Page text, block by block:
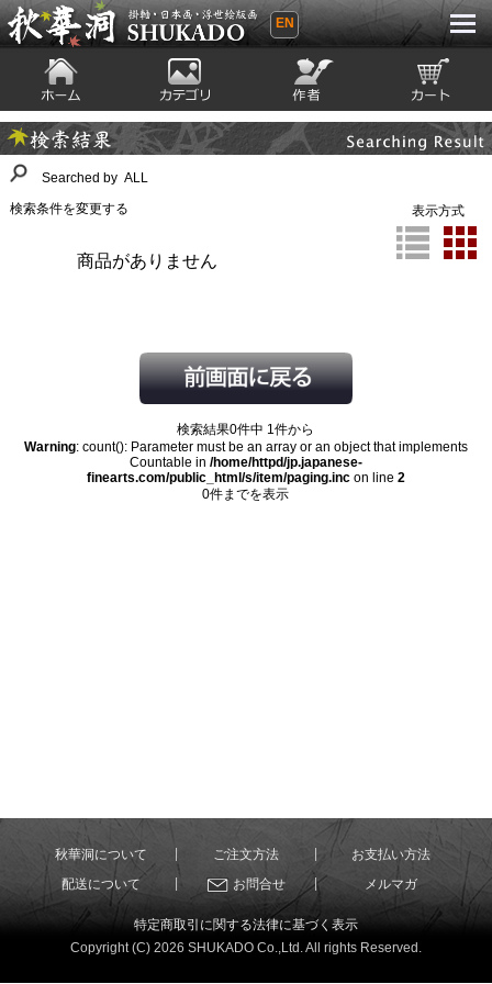
秋華洞 SHUKADO 掛軸・日本画・浮世
EN
ホーム カテゴリ 絵師 カート
検索結果
Searched by ALL
検索条件を変更する
表示方式
商品がありません
検索結果0件中 1件から
Warning: count(): Parameter must be an array or an object that implements
Countable in /home/httpd/jp.japanese-
finearts.com/public_html/s/item/paging.incon line 2
0件までを表示
秋華洞について ご注文方法
お支払い方法
配送について
お問合せ メルマガ
特定商取引に関する法律に基づく表示
Copyright (C) 2026 SHUKADO Co.,Ltd. All rights Reserved.